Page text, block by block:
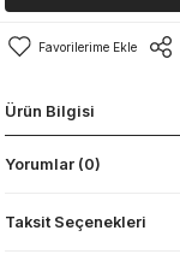
Ürün Bilgisi
Yorumlar (0)
Taksit Seçenekleri